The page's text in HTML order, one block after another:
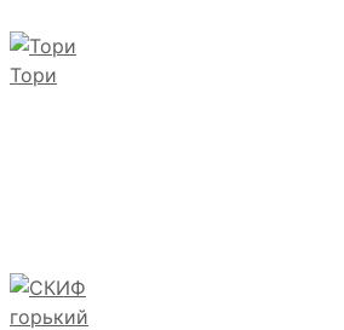
Тори